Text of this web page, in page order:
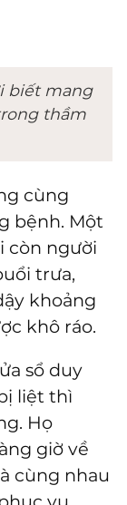
biết mang
thầm
cùng
bệnh. Một
còn người
trưa,
khoảng
khô ráo.
sổ duy
liệt thì
Họ
giờ về
cùng nhau